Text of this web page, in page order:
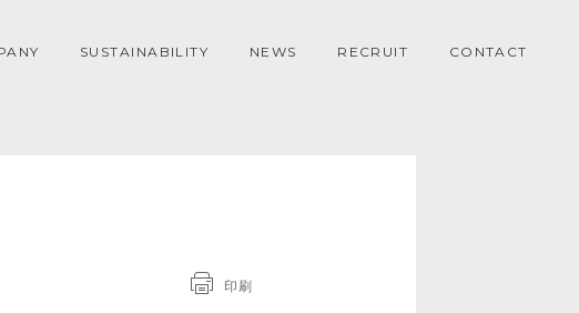
SUSTAINABILITY NEWS RECRUIT CONTACT
印刷